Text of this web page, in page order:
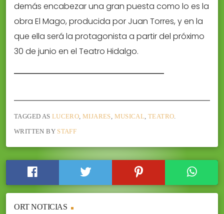
demás encabezar una gran puesta como lo es la
obra El Mago, producida por Juan Torres, y en la
que ella será la protagonista a partir del próximo
30 de junio en el Teatro Hidalgo.
TAGGED AS LUCERO,MIJARES, MUSICAL,TEATRO.
WRITTEN BY STAFF
ORT NOTICIAS